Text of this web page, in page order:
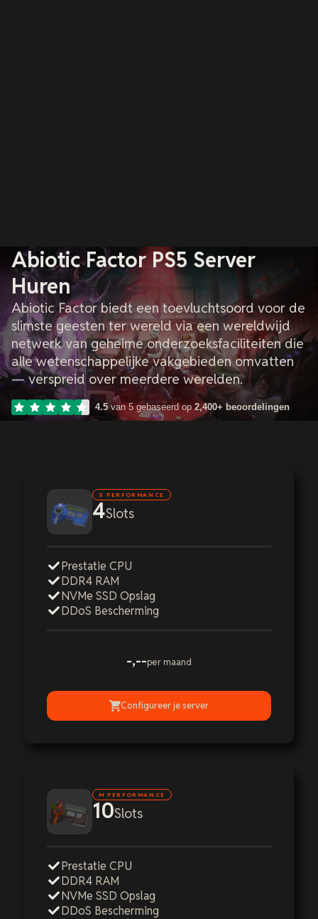
Abiotic Factor PS5 Server
Huren
Abiotic Factor biedt een toevluchtsoord voor de
slimste geesten ter wereld via een wereldwijd
netwerk van geheime onderzoeksfaciliteiten die
alle wetenschappelijke vakgebieden omvatten
— verspreid over meerdere werelden.
4.5 van 5 gebaseerd op2,400+ beoordelingen
S PERFORMANCE
4Slots
Prestatie CPU
DDR4 RAM
NVMe SSD Opslag
DDoS Bescherming
-,--per maand
Configureer je server
M PERFORMANCE
10Slots
Prestatie CPU
DDR4 RAM
NVMe SSD Opslag
DDoS Bescherming